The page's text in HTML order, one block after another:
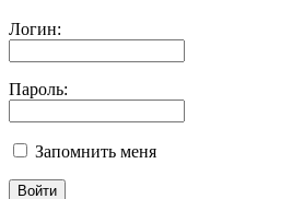
Логин:
Пароль:
Запомнить меня